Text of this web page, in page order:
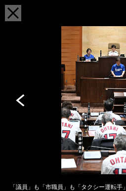
「議員」も「市職員」も「タクシー運転手